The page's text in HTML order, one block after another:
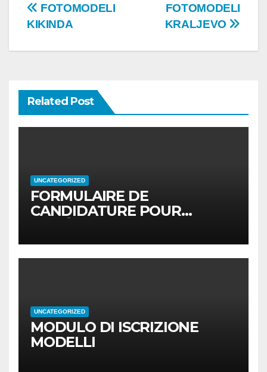
Post
FOTOMODELI
KRALJEVO
FOTOMODELI
KIKINDA
Related Post
UNCATEGORIZED
FORMULAIRE DE
CANDIDATURE POUR
UNCATEGORIZED
MODULO DI ISCRIZIONE
MODELLI